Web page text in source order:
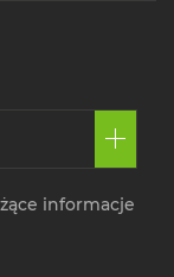
informacje